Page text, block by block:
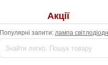
Акції
Популярні запити: лампа